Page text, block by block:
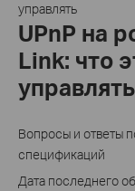
управлять
UPnP на
Link: что
управлять
Вопросы и ответы
спецификаций
Дата последнего